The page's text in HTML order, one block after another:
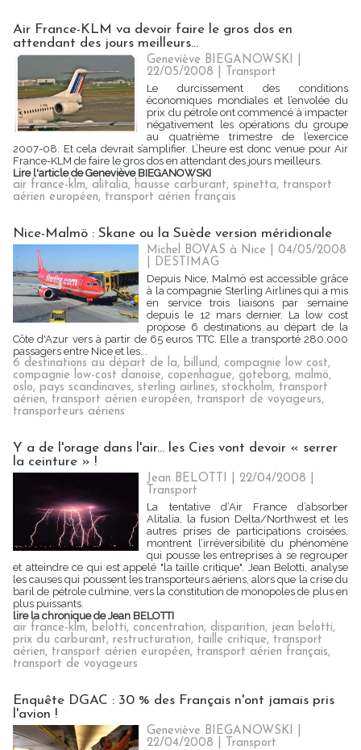
Air France-KLM va devoir faire le gros dos en
attendant des jours meilleurs...
Geneviève BIEGANOWSKI |
22/05/2008
Transport
Le durcissement des conditions
économiques mondiales et l’envolée du
prix du pétrole ont commencé à impacter
négativement les opérations du groupe
au quatrième trimestre de l’exercice
2007-08. Et cela devrait s’amplifier. L’heure est donc venue pour Air
France-KLM de faire le gros dos en attendant des jours meilleurs.
Lire l'article de Geneviève BIEGANOWSKI
air france-klm, alitalia, hausse carburant, spinetta, transport
aérien européen, transport aérien français
Nice-Malmö : Skane ou la Suède version méridionale
Michel BOVAS à Nice | 04/05/2008
DESTIMAG
Depuis Nice, Malmö est accessible grâce
à la compagnie Sterling Airlines qui a mis
en service trois liaisons par semaine
depuis le 12 mars dernier. La low cost
propose 6 destinations au départ de la
Côte d'Azur vers à partir de 65 euros TTC. Elle a transporté 280.000
passagers entre Nice et les...
6 destinations au départ de la, billund, compagnie low cost,
compagnie low-cost danoise, copenhague, goteborg, malmö,
oslo, pays scandinaves, sterling airlines, stockholm, transport
aérien, transport aérien européen, transport de voyageurs,
transporteurs aériens
Y a de l'orage dans l'air... les Cies vont devoir « serrer
la ceinture » !
Jean BELOTTI | 22/04/2008
Transport
La tentative d’Air France d’absorber
Alitalia, la fusion Delta/Northwest et les
autres prises de participations croisées,
montrent l’irréversibilité du phénomène
qui pousse les entreprises à se regrouper
et atteindre ce qui est appelé "la taille critique". Jean Belotti, analyse
les causes qui poussent les transporteurs aériens, alors que la crise du
baril de pétrole culmine, vers la constitution de monopoles de plus en
plus puissants.
lire la chronique de Jean BELOTTI
air france-klm, belotti, concentration, disparition, jean belotti,
prix du carburant, restructuration, taille critique, transport
aérien, transport aérien européen, transport aérien français,
transport de voyageurs
Enquête DGAC : 30 % des Français n'ont jamais pris
l'avion !
Geneviève BIEGANOWSKI |
22/04/2008
Transport